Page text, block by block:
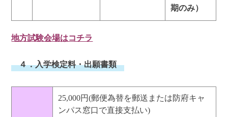
期のみ）
地方試験会場はコチラ
４．入学検定料・出願書類
25,000円(郵便為替を郵送または防府キャ
ンパス窓口で直接支払い)